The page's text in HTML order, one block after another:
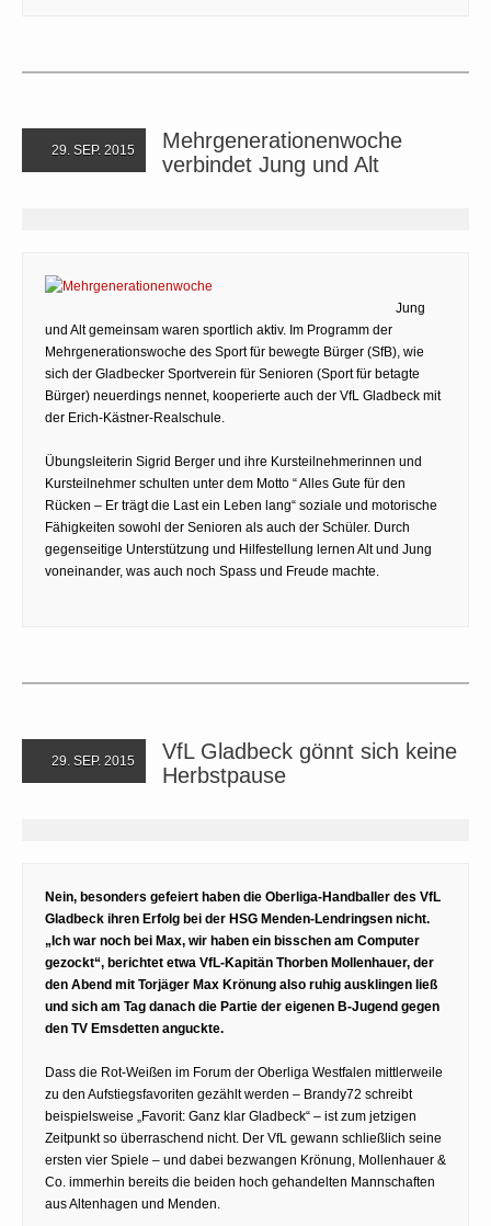
29. SEP. 2015
Mehrgenerationenwoche
verbindet Jung und Alt
Jung
und Alt gemeinsam waren sportlich aktiv. Im Programm der
Mehrgenerationswoche des Sport für bewegte Bürger (SfB), wie
sich der Gladbecker Sportverein für Senioren (Sport für betagte
Bürger) neuerdings nennet, kooperierte auch der VfL Gladbeck mit
der Erich-Kästner-Realschule.
Übungsleiterin Sigrid Berger und ihre Kursteilnehmerinnen und
Kursteilnehmer schulten unter dem Motto “ Alles Gute für den
Rücken – Er trägt die Last ein Leben lang“ soziale und motorische
Fähigkeiten sowohl der Senioren als auch der Schüler. Durch
gegenseitige Unterstützung und Hilfestellung lernen Alt und Jung
voneinander, was auch noch Spass und Freude machte.
29. SEP. 2015
VfL Gladbeck gönnt sich keine
Herbstpause
Nein, besonders gefeiert haben die Oberliga-Handballer des VfL
Gladbeck ihren Erfolg bei der HSG Menden-Lendringsen nicht.
„Ich war noch bei Max, wir haben ein bisschen am Computer
gezockt“, berichtet etwa VfL-Kapitän Thorben Mollenhauer, der
den Abend mit Torjäger Max Krönung also ruhig ausklingen ließ
und sich am Tag danach die Partie der eigenen B-Jugend gegen
den TV Emsdetten anguckte.
Dass die Rot-Weißen im Forum der Oberliga Westfalen mittlerweile
zu den Aufstiegsfavoriten gezählt werden – Brandy72 schreibt
beispielsweise „Favorit: Ganz klar Gladbeck“ – ist zum jetzigen
Zeitpunkt so überraschend nicht. Der VfL gewann schließlich seine
ersten vier Spiele – und dabei bezwangen Krönung, Mollenhauer &
Co. immerhin bereits die beiden hoch gehandelten Mannschaften
aus Altenhagen und Menden.